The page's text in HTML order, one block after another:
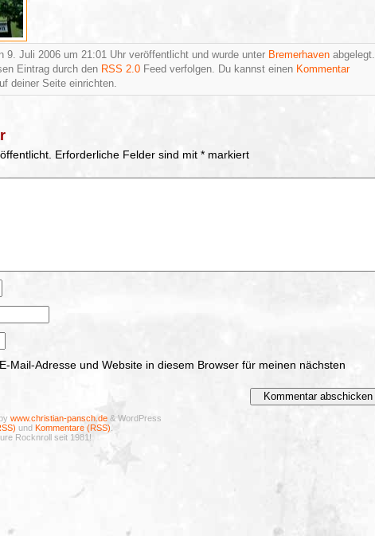
9. Juli 2006 um 21:01 Uhr veröffentlicht und wurde unter Bremerhaven abgelegt.
Eintrag durch den RSS 2.0 Feed verfolgen. Du kannst einen Kommentar
deiner Seite einrichten.
Erforderliche Felder sind mit * markiert
Mail-Adresse und Website in diesem Browser für meinen nächsten
www.christian-pansch.de& WordPress
und Kommentare (RSS)
Rocknroll seit 1981!